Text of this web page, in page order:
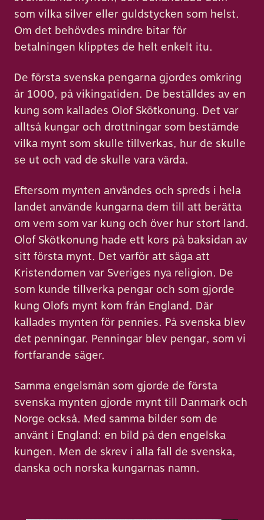
som vilka silver eller guldstycken som helst.
Om det behövdes mindre bitar för
betalningen klipptes de helt enkelt itu.
De första svenska pengarna gjordes omkring
år 1000, på vikingatiden. De beställdes av en
kung som kallades Olof Skötkonung. Det var
alltså kungar och drottningar som bestämde
vilka mynt som skulle tillverkas, hur de skulle
se ut och vad de skulle vara värda.
Eftersom mynten användes och spreds i hela
landet använde kungarna dem till att berätta
om vem som var kung och över hur stort land.
Olof Skötkonung hade ett kors på baksidan av
sitt första mynt. Det varför att säga att
Kristendomen var Sveriges nya religion. De
som kunde tillverka pengar och som gjorde
kung Olofs mynt kom från England. Där
kallades mynten för pennies. På svenska blev
det penningar. Penningar blev pengar, som vi
fortfarande säger.
Samma engelsmän som gjorde de första
svenska mynten gjorde mynt till Danmark och
Norge också. Med samma bilder som de
använt i England: en bild på den engelska
kungen. Men de skrev i alla fall de svenska,
danska och norska kungarnas namn.